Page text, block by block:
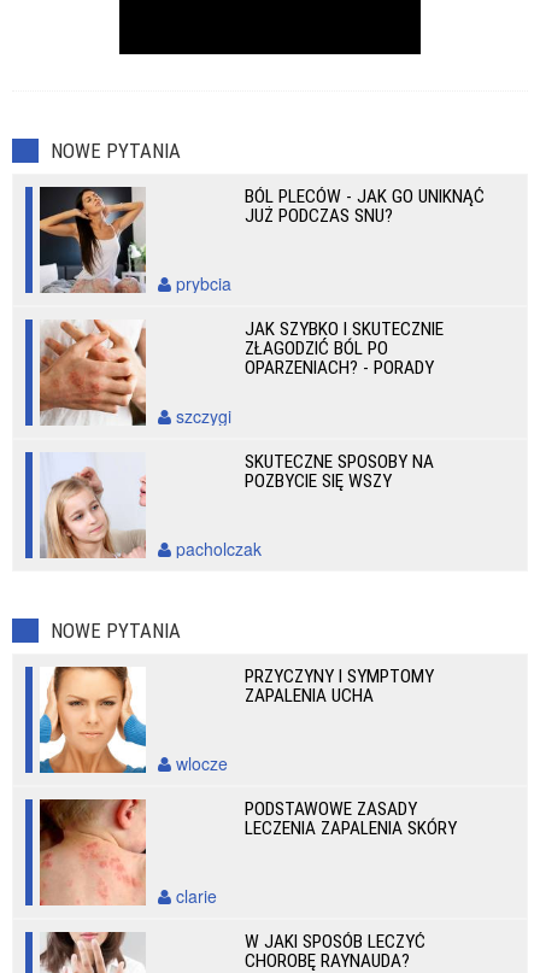
NOWE PYTANIA
BÓL PLECÓW - JAK GO UNIKNĄĆ
JUŻ PODCZAS SNU?
prybcia
JAK SZYBKO I SKUTECZNIE
ZŁAGODZIĆ BÓL PO
OPARZENIACH? - PORADY
szczygi
SKUTECZNE SPOSOBY NA
POZBYCIE SIĘ WSZY
pacholczak
NOWE PYTANIA
PRZYCZYNY I SYMPTOMY
ZAPALENIA UCHA
wlocze
PODSTAWOWE ZASADY
LECZENIA ZAPALENIA SKÓRY
clarie
W JAKI SPOSÓB LECZYĆ
CHOROBĘ RAYNAUDA?